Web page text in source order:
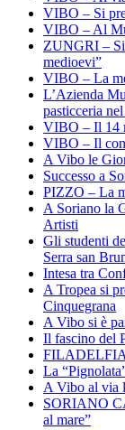
VIBO – Si
VIBO – Al
ZUNGRI – Si
medioevi”
VIBO – La
L’Azienda
pasticceria
VIBO – Il 14
VIBO – Il
A Vibo le
Successo a
PIZZO – La
A Soriano la
Artisti
Gli studenti
Serra san
Intesa tra
A Tropea si
Cinquegrana
A Vibo si è
Il fascino del
FILADELFIA
La
A Vibo al via
SORIANO
al mare”